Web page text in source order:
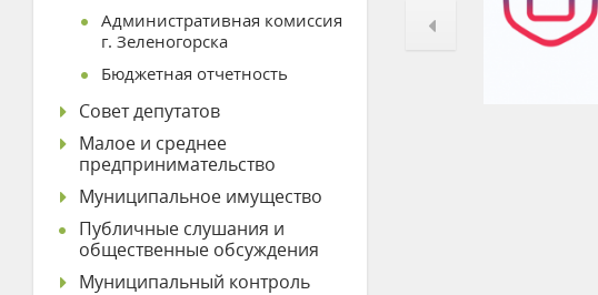
Административная комиссия
г. Зеленогорска
Бюджетная отчетность
Совет депутатов
Малое и среднее
предпринимательство
Муниципальное имущество
Публичные слушания и
общественные обсуждения
Муниципальный контроль